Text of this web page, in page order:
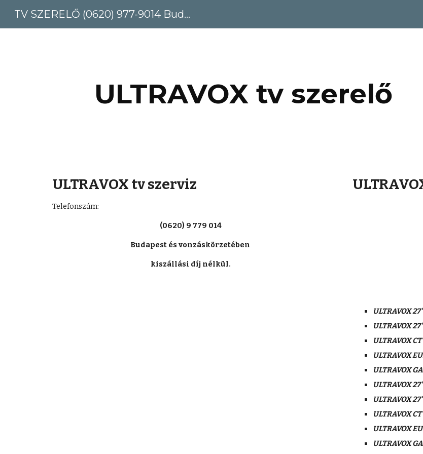
Skip
TV SZERELŐ (0620) 977-9014 Budapest, Pest megye
ULTRAVOX tv szerelő
ULTRAVOX tv szerviz
Telefonszám:
(0620) 9 779 014
Budapest és vonzáskörzetében
kiszállási díj nélkül.
ULTRAVOX
ULTRAVOX
ULTRAVOX
ULTRAVOX
ULTRAVOX
ULTRAVOX
ULTRAVOX
ULTRAVOX
ULTRAVOX
ULTRAVOX